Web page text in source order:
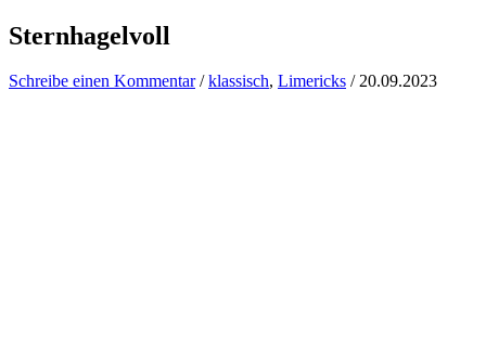
Sternhagelvoll
Schreibe einen Kommentar /klassisch, Limericks /20.09.2023